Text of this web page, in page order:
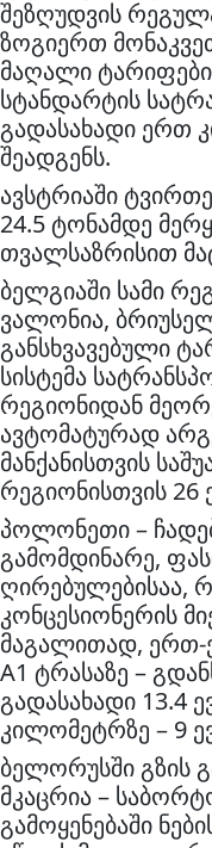
შეზღუდვის
ზოგიერთ
მაღალი
სტანდარტის
გადასახადი ერთ
შეადგენს.
ავსტრიაში
24.5 ტონამდე
თვალსაზრისით
ბელგიაში სამი
ვალონია,
განსხვავებული
სისტემა
რეგიონიდან
ავტომატურად
მანქანისთვის
რეგიონისთვის 26
პოლონეთი –
გამომდინარე,
ღირებულებისაა,
კონცესიონერის
მაგალითად,
A1 ტრასაზე –
გადასახადი 13.4
კილომეტრზე – 9
ბელორუსში გზის
მკაცრია –
გამოყენებაში